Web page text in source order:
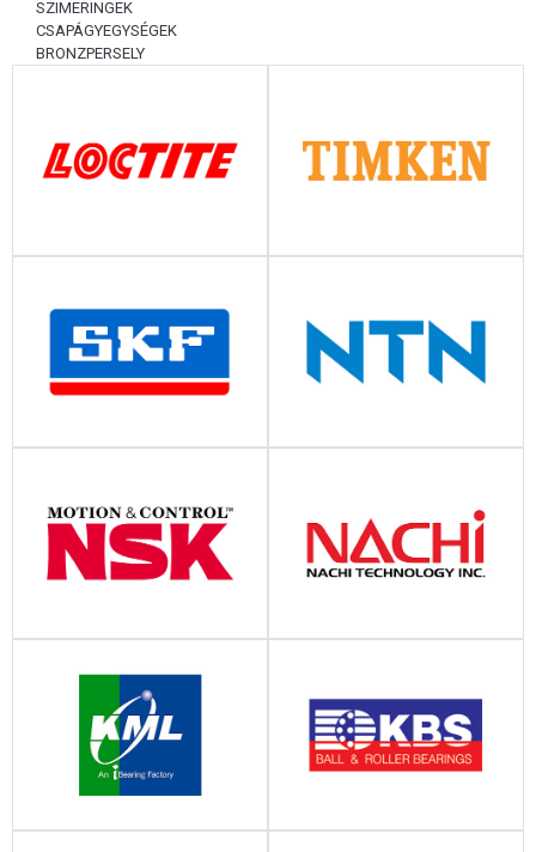
SZIMERINGEK
CSAPÁGYEGYSÉGEK
BRONZPERSELY